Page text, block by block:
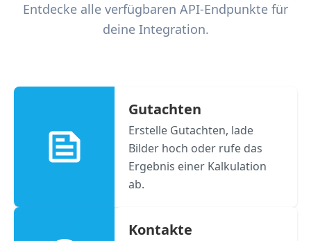
Entdecke alle verfügbaren API-Endpunkte für
deine Integration.
Gutachten
Erstelle Gutachten, lade
Bilder hoch oder rufe das
Ergebnis einer Kalkulation
ab.
Kontakte